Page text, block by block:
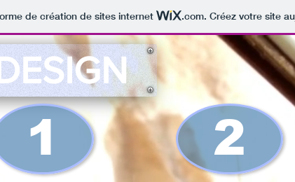
de création de sites internet .com. Créez votre site
1 2